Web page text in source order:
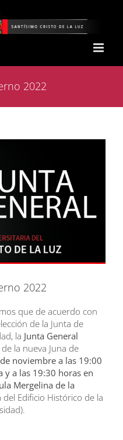
2022
2022
que de acuerdo con
de la Junta de
la Junta General
la nueva Juna de
noviembre a las 19:00
y a las 19:30 horas en
Mergelina de la
del Edificio Histórico de la